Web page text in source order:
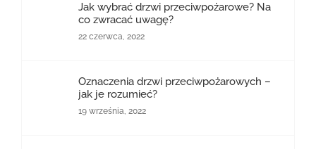
Jak wybrać drzwi przeciwpożarowe? Na
co zwracać uwagę?
22 czerwca, 2022
Oznaczenia drzwi przeciwpożarowych –
jak je rozumieć?
19 września, 2022